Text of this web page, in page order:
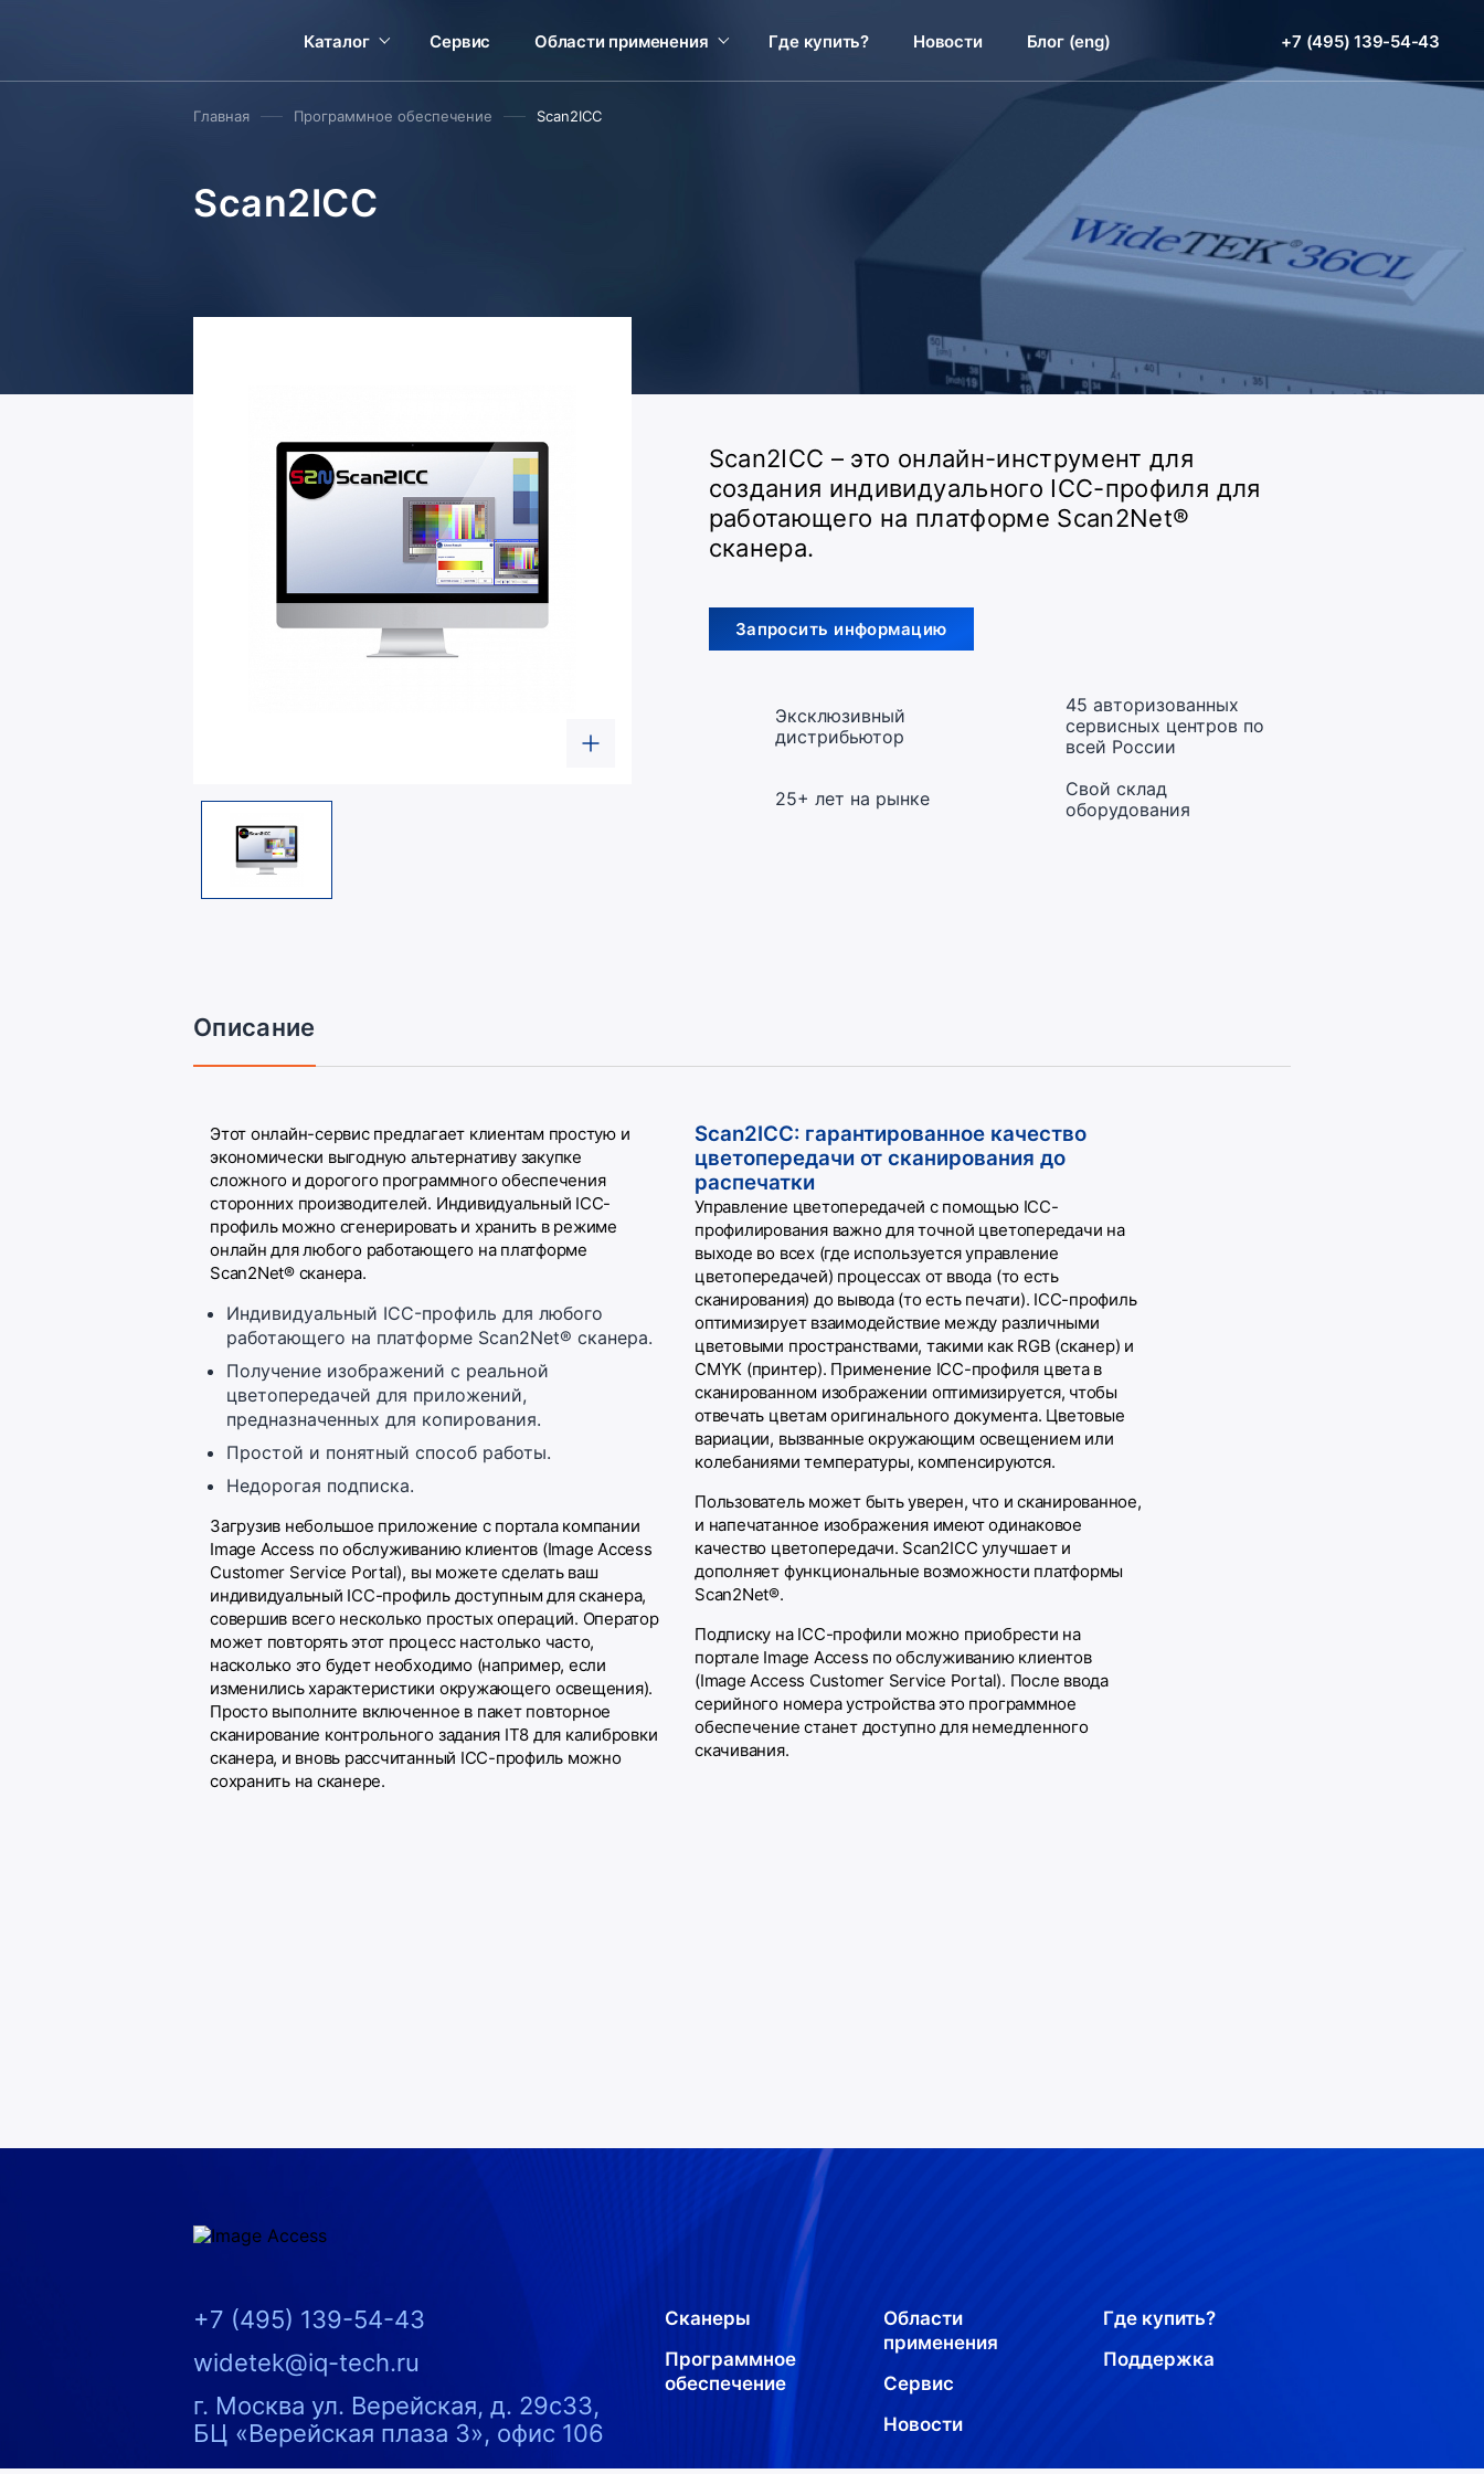
Каталог Сервис Области применения Где купить? Новости Блог (eng) +7 (495) 139-54-43
Главная Программное обеспечение Scan2ICC
Scan2ICC
Scan2ICC – это онлайн-инструмент для
создания индивидуального ICC-профиля для
работающего на платформе Scan2Net®
сканера.
Запросить информацию
Эксклюзивный
дистрибьютор
45 авторизованных
сервисных центров по
всей России
25+ лет на рынке
Свой склад
оборудования
Описание
Этот онлайн-сервис предлагает клиентам простую и
экономически выгодную альтернативу закупке
сложного и дорогого программного обеспечения
сторонних производителей. Индивидуальный ICC-
профиль можно сгенерировать и хранить в режиме
онлайн для любого работающего на платформе
Scan2Net® сканера.
Индивидуальный ICC-профиль для любого
работающего на платформе Scan2Net® сканера.
Получение изображений с реальной
цветопередачей для приложений,
предназначенных для копирования.
Простой и понятный способ работы.
Недорогая подписка.
Загрузив небольшое приложение с портала компании
Image Access по обслуживанию клиентов (Image Access
Customer Service Portal), вы можете сделать ваш
индивидуальный ICC-профиль доступным для сканера,
совершив всего несколько простых операций. Оператор
может повторять этот процесс настолько часто,
насколько это будет необходимо (например, если
изменились характеристики окружающего освещения).
Просто выполните включенное в пакет повторное
сканирование контрольного задания IT8 для калибровки
сканера, и вновь рассчитанный ICC-профиль можно
сохранить на сканере.
Scan2ICC: гарантированное качество
цветопередачи от сканирования до
распечатки
Управление цветопередачей с помощью ICC-
профилирования важно для точной цветопередачи на
выходе во всех (где используется управление
цветопередачей) процессах от ввода (то есть
сканирования) до вывода (то есть печати). ICC-профиль
оптимизирует взаимодействие между различными
цветовыми пространствами, такими как RGB (сканер) и
CMYK (принтер). Применение ICC-профиля цвета в
сканированном изображении оптимизируется, чтобы
отвечать цветам оригинального документа. Цветовые
вариации, вызванные окружающим освещением или
колебаниями температуры, компенсируются.
Пользователь может быть уверен, что и сканированное,
и напечатанное изображения имеют одинаковое
качество цветопередачи. Scan2ICC улучшает и
дополняет функциональные возможности платформы
Scan2Net®.
Подписку на ICC-профили можно приобрести на
портале Image Access по обслуживанию клиентов
(Image Access Customer Service Portal). После ввода
серийного номера устройства это программное
обеспечение станет доступно для немедленного
скачивания.
Image Access
+7 (495) 139-54-43
widetek@iq-tech.ru
121357
Россия
г. Москва ул. Верейская, д. 29с33,
БЦ «Верейская плаза 3», офис 106
Сканеры
Программное
обеспечение
Области
применения
Сервис
Новости
Где купить?
Поддержка